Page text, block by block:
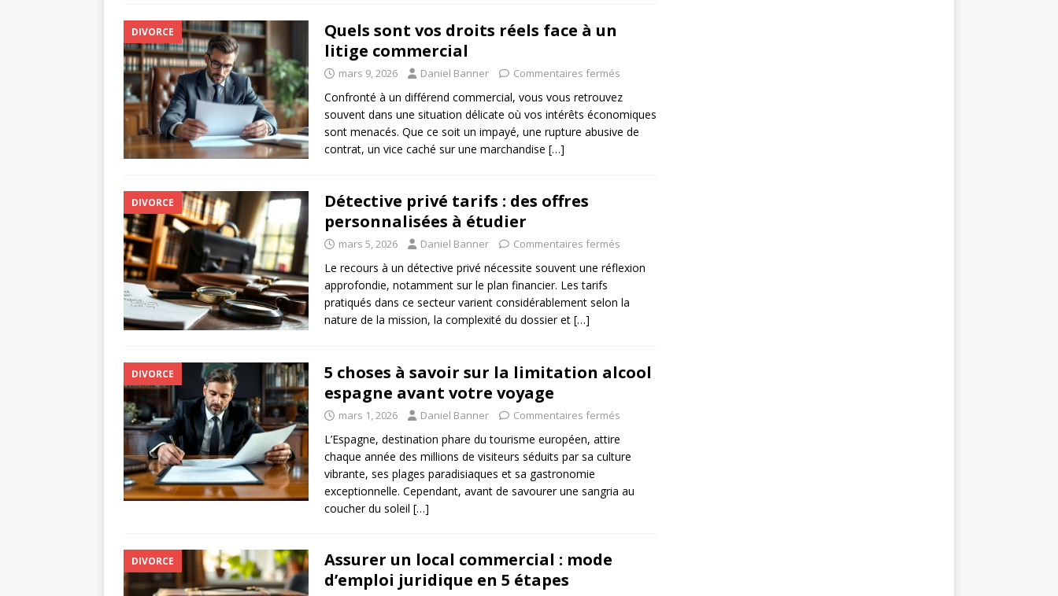
DIVORCE
Quels sont vos droits réels face à un
litige commercial
mars 9, 2026 Daniel Banner Commentaires fermés
Confronté à un différend commercial, vous vous retrouvez
souvent dans une situation délicate où vos intérêts économiques
sont menacés. Que ce soit un impayé, une rupture abusive de
contrat, un vice caché sur une marchandise […]
DIVORCE
Détective privé tarifs : des offres
personnalisées à étudier
mars 5, 2026 Daniel Banner Commentaires fermés
Le recours à un détective privé nécessite souvent une réflexion
approfondie, notamment sur le plan financier. Les tarifs
pratiqués dans ce secteur varient considérablement selon la
nature de la mission, la complexité du dossier et […]
DIVORCE
5 choses à savoir sur la limitation alcool
espagne avant votre voyage
mars 1, 2026 Daniel Banner Commentaires fermés
L’Espagne, destination phare du tourisme européen, attire
chaque année des millions de visiteurs séduits par sa culture
vibrante, ses plages paradisiaques et sa gastronomie
exceptionnelle. Cependant, avant de savourer une sangria au
coucher du soleil […]
DIVORCE
Assurer un local commercial : mode
d’emploi juridique en 5 étapes